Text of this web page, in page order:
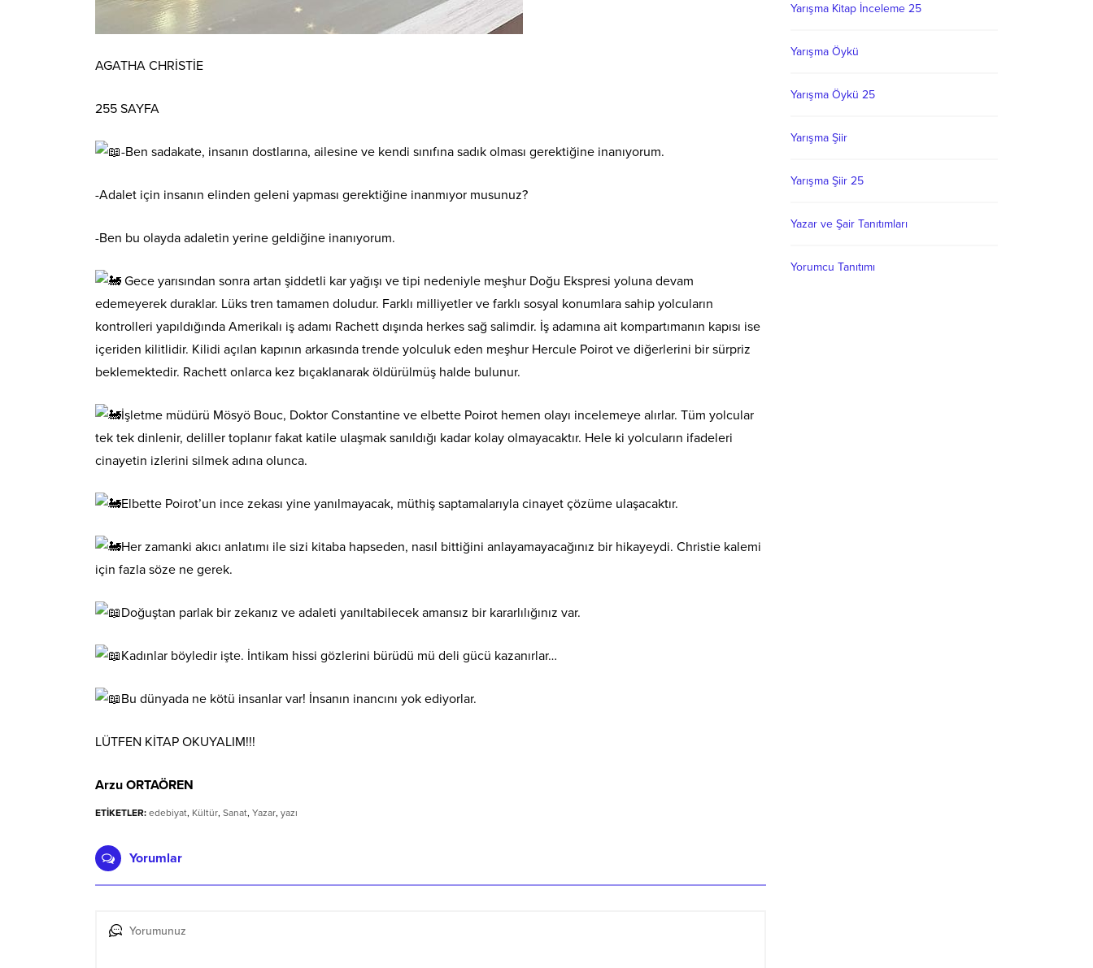
AGATHA CHRİSTİE
255 SAYFA
-Ben sadakate, insanın dostlarına, ailesine ve kendi sınıfına sadık olması gerektiğine inanıyorum.
-Adalet için insanın elinden geleni yapması gerektiğine inanmıyor musunuz?
-Ben bu olayda adaletin yerine geldiğine inanıyorum.
Gece yarısından sonra artan şiddetli kar yağışı ve tipi nedeniyle meşhur Doğu Ekspresi yoluna devam
edemeyerek duraklar. Lüks tren tamamen doludur. Farklı milliyetler ve farklı sosyal konumlara sahip yolcuların
kontrolleri yapıldığında Amerikalı iş adamı Rachett dışında herkes sağ salimdir. İş adamına ait kompartımanın kapısı ise
içeriden kilitlidir. Kilidi açılan kapının arkasında trende yolculuk eden meşhur Hercule Poirot ve diğerlerini bir sürpriz
beklemektedir. Rachett onlarca kez bıçaklanarak öldürülmüş halde bulunur.
İşletme müdürü Mösyö Bouc, Doktor Constantine ve elbette Poirot hemen olayı incelemeye alırlar. Tüm yolcular
tek tek dinlenir, deliller toplanır fakat katile ulaşmak sanıldığı kadar kolay olmayacaktır. Hele ki yolcuların ifadeleri
cinayetin izlerini silmek adına olunca.
Elbette Poirot’un ince zekası yine yanılmayacak, müthiş saptamalarıyla cinayet çözüme ulaşacaktır.
Her zamanki akıcı anlatımı ile sizi kitaba hapseden, nasıl bittiğini anlayamayacağınız bir hikayeydi. Christie kalemi
için fazla söze ne gerek.
Doğuştan parlak bir zekanız ve adaleti yanıltabilecek amansız bir kararlılığınız var.
Kadınlar böyledir işte. İntikam hissi gözlerini bürüdü mü deli gücü kazanırlar…
Bu dünyada ne kötü insanlar var! İnsanın inancını yok ediyorlar.
LÜTFEN KİTAP OKUYALIM!!!
Arzu ORTAÖREN
ETİKETLER: edebiyat, Kültür, Sanat, Yazar, yazı
Yorumlar
Yarışma Kitap İnceleme 25
Yarışma Öykü
Yarışma Öykü 25
Yarışma Şiir
Yarışma Şiir 25
Yazar ve Şair Tanıtımları
Yorumcu Tanıtımı